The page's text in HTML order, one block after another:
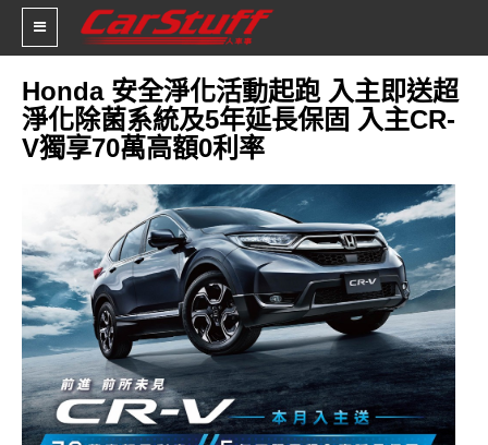
新車價格
車市新聞
賽車新聞
汽車改裝
輪胎特區
促銷訊息
人車軼事
Honda 安全淨化活動起跑 入主即送超
淨化除菌系統及5年延長保固 入主CR-
V獨享70萬高額0利率